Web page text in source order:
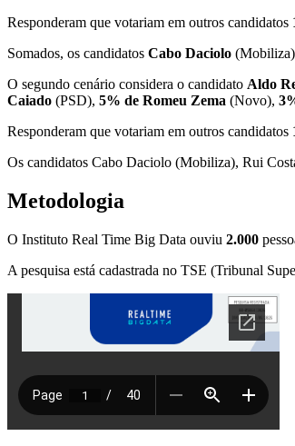
Responderam que votariam em outros candidatos
Somados, os candidatos Cabo Daciolo
O segundo cenário considera o candidato Aldo
Caiado (PSD), 5% de Romeu Zema (Novo),
Responderam que votariam em outros candidatos
Os candidatos Cabo Daciolo (Mobiliza), Rui
Metodologia
O Instituto Real Time Big Data ouviu 2.000
A pesquisa está cadastrada no TSE (Tribunal